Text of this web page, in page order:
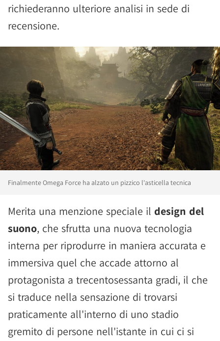
richiederanno ulteriore analisi in sede di
recensione.
Finalmente Omega Force ha alzato un pizzico l'asticella tecnica
Merita una menzione speciale il design del
suono, che sfrutta una nuova tecnologia
interna per riprodurre in maniera accurata e
immersiva quel che accade attorno al
protagonista a trecentosessanta gradi, il che
si traduce nella sensazione di trovarsi
praticamente all'interno di uno stadio
gremito di persone nell'istante in cui ci si